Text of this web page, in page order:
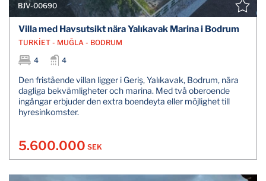
BJV-00690
Villa med Havsutsikt nära Yalıkavak Marina i Bodrum
TURKİET - MUĞLA - BODRUM
4
4
Den fristående villan ligger i Geriş, Yalıkavak, Bodrum, nära
dagliga bekvämligheter och marina. Med två oberoende
ingångar erbjuder den extra boendeyta eller möjlighet till
hyresinkomster.
5.600.000 SEK